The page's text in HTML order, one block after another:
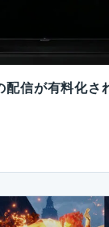
信が有料化さ